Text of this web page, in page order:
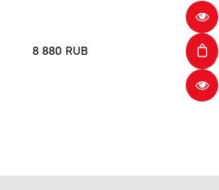
8 880 RUB